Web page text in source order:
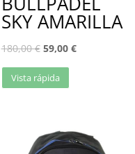
SKY AMARILLA
180,00€ 59,00 €
Vista rápida